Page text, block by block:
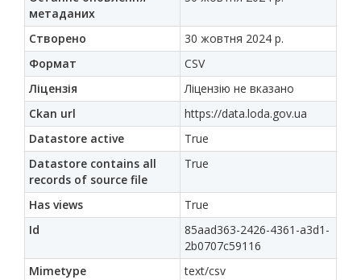
метаданих
Створено
30 жовтня 2024 р.
Формат
CSV
Ліцензія
Ліцензію не вказано
Ckan url
https://data.loda.gov.ua
Datastore active
True
Datastore contains all
records of source file
True
Has views
True
Id
85aad363-2426-4361-a3d1-
2b0707c59116
Mimetype
text/csv